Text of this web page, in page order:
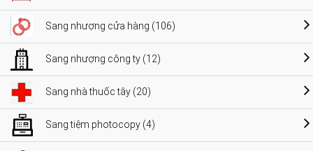
Sang nhượng cửa hàng (106)
Sang nhượng công ty (12)
Sang nhà thuốc tây (20)
Sang tiệm photocopy (4)